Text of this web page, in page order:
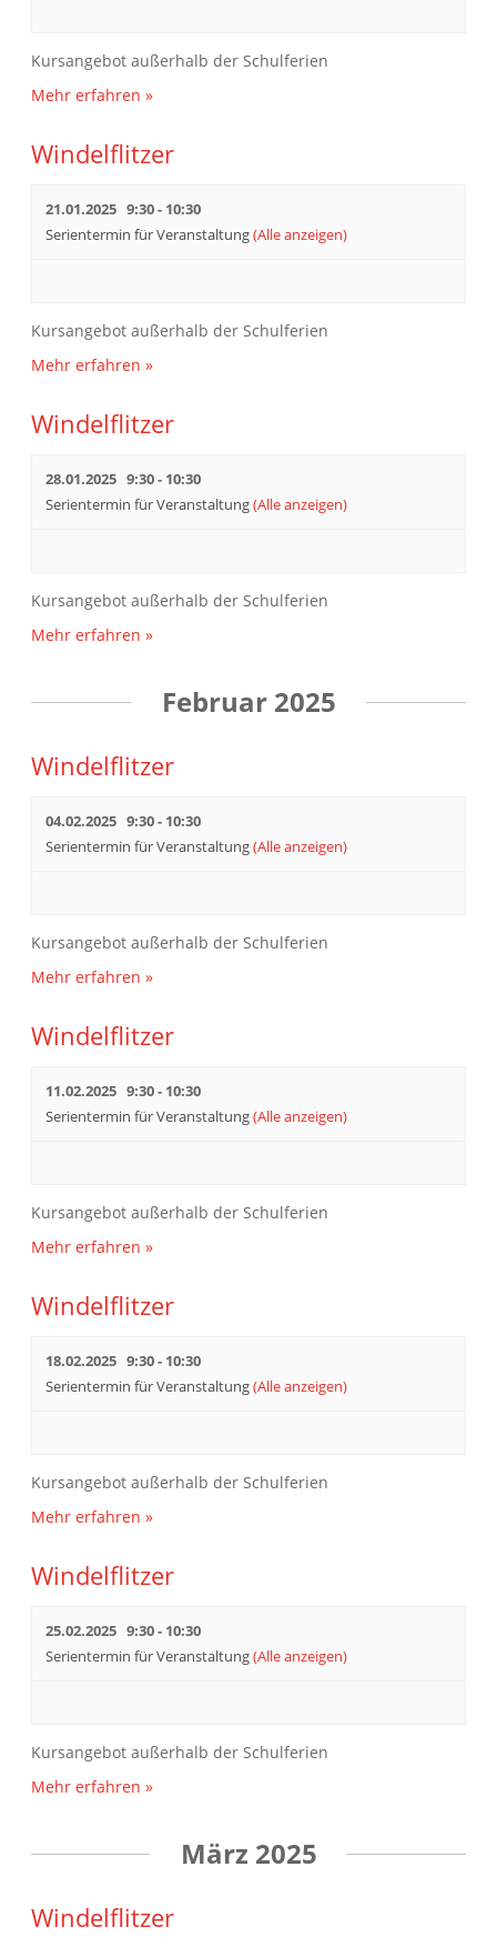
Kursangebot außerhalb der Schulferien
Mehr erfahren »
Windelflitzer
21.01.2025 9:30- 10:30
Serientermin für Veranstaltung(Alle anzeigen)
Kursangebot außerhalb der Schulferien
Mehr erfahren »
Windelflitzer
28.01.2025 9:30- 10:30
Serientermin für Veranstaltung(Alle anzeigen)
Kursangebot außerhalb der Schulferien
Mehr erfahren »
Februar 2025
Windelflitzer
04.02.2025 9:30- 10:30
Serientermin für Veranstaltung(Alle anzeigen)
Kursangebot außerhalb der Schulferien
Mehr erfahren »
Windelflitzer
11.02.2025 9:30- 10:30
Serientermin für Veranstaltung(Alle anzeigen)
Kursangebot außerhalb der Schulferien
Mehr erfahren »
Windelflitzer
18.02.2025 9:30- 10:30
Serientermin für Veranstaltung(Alle anzeigen)
Kursangebot außerhalb der Schulferien
Mehr erfahren »
Windelflitzer
25.02.2025 9:30- 10:30
Serientermin für Veranstaltung(Alle anzeigen)
Kursangebot außerhalb der Schulferien
Mehr erfahren »
März 2025
Windelflitzer